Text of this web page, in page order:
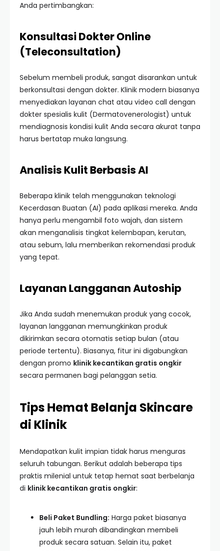
Anda pertimbangkan:
Konsultasi Dokter Online
(Teleconsultation)
Sebelum membeli produk, sangat disarankan untuk
berkonsultasi dengan dokter. Klinik modern biasanya
menyediakan layanan chat atau video call dengan
dokter spesialis kulit (Dermatovenerologist) untuk
mendiagnosis kondisi kulit Anda secara akurat tanpa
harus bertatap muka langsung.
Analisis Kulit Berbasis AI
Beberapa klinik telah menggunakan teknologi
Kecerdasan Buatan (AI) pada aplikasi mereka. Anda
hanya perlu mengambil foto wajah, dan sistem
akan menganalisis tingkat kelembapan, kerutan,
atau sebum, lalu memberikan rekomendasi produk
yang tepat.
Layanan Langganan Autoship
Jika Anda sudah menemukan produk yang cocok,
layanan langganan memungkinkan produk
dikirimkan secara otomatis setiap bulan (atau
periode tertentu). Biasanya, fitur ini digabungkan
dengan promo klinik kecantikan gratis ongkir
secara permanen bagi pelanggan setia.
Tips Hemat Belanja Skincare
di Klinik
Mendapatkan kulit impian tidak harus menguras
seluruh tabungan. Berikut adalah beberapa tips
praktis milenial untuk tetap hemat saat berbelanja
di klinik kecantikan gratis ongkir:
Beli Paket Bundling: Harga paket biasanya
jauh lebih murah dibandingkan membeli
produk secara satuan. Selain itu, paket